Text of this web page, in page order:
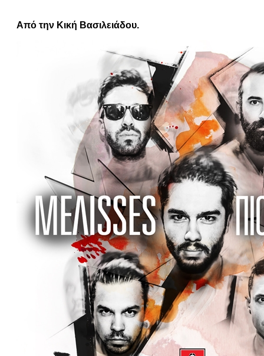
Από την Κική Βασιλειάδου.